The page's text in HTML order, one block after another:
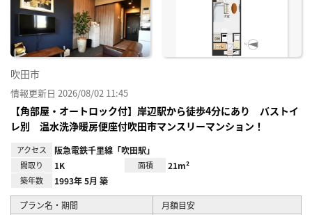
吹田市
情報更新日 2026/08/02 11:45
【角部屋・オートロック付】岸辺駅から徒歩4分にあり バストイ
レ別 温水洗浄暖房便座付吹田市マンスリーマンション！
アクセス 阪急電鉄千里線「吹田駅」
間取り 1K 面積 21m²
築年数 1993年 5月 築
プラン名・期間 月額目安